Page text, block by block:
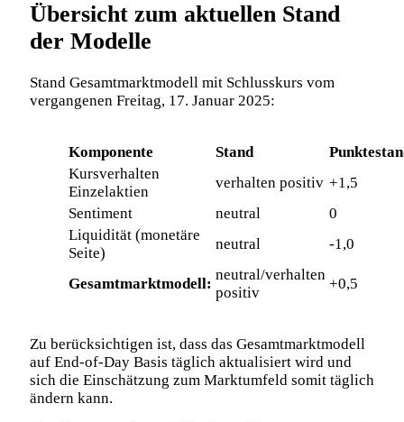
Übersicht zum aktuellen Stand
der Modelle
Stand Gesamtmarktmodell mit Schlusskurs vom
vergangenen Freitag, 17. Januar 2025:
Komponente Stand
Kursverhalten
Einzelaktien
verhalten positiv +1,5
Sentiment
neutral
0
Liquidität (monetäre
Seite)
neutral -1,0
Gesamtmarktmodell:
neutral/verhalten
positiv
+0,5
Zu berücksichtigen ist, dass das Gesamtmarktmodell
auf End-of-Day Basis täglich aktualisiert wird und
sich die Einschätzung zum Marktumfeld somit täglich
ändern kann.